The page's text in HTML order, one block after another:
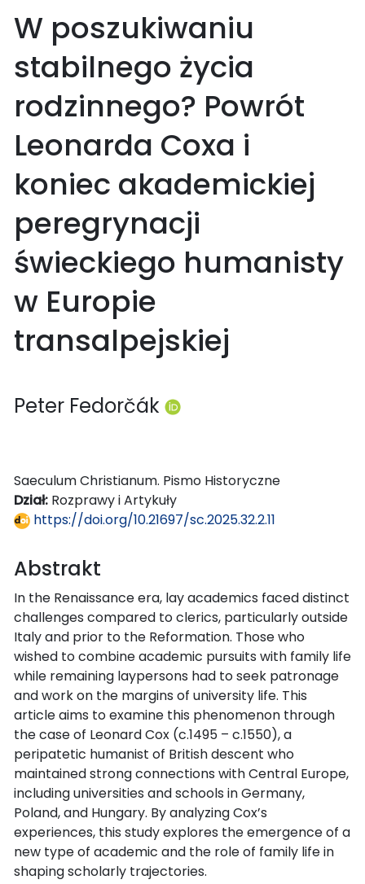
W poszukiwaniu
stabilnego życia
rodzinnego? Powrót
Leonarda Coxa i
koniec akademickiej
peregrynacji
świeckiego humanisty
w Europie
transalpejskiej
Peter Fedorčák
Saeculum Christianum. Pismo Historyczne
Dział: Rozprawy i Artykuły
https://doi.org/10.21697/sc.2025.32.2.11
Abstrakt
In the Renaissance era, lay academics faced distinct
challenges compared to clerics, particularly outside
Italy and prior to the Reformation. Those who
wished to combine academic pursuits with family life
while remaining laypersons had to seek patronage
and work on the margins of university life. This
article aims to examine this phenomenon through
the case of Leonard Cox (c.1495 – c.1550), a
peripatetic humanist of British descent who
maintained strong connections with Central Europe,
including universities and schools in Germany,
Poland, and Hungary. By analyzing Cox’s
experiences, this study explores the emergence of a
new type of academic and the role of family life in
shaping scholarly trajectories.